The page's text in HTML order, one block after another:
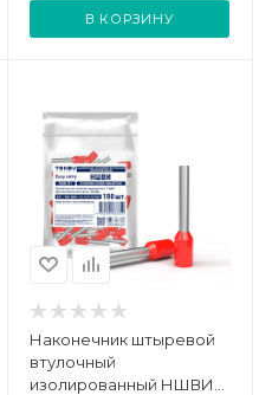
В КОРЗИНУ
Наконечник штыревой
втулочный
изолированный НШВИ